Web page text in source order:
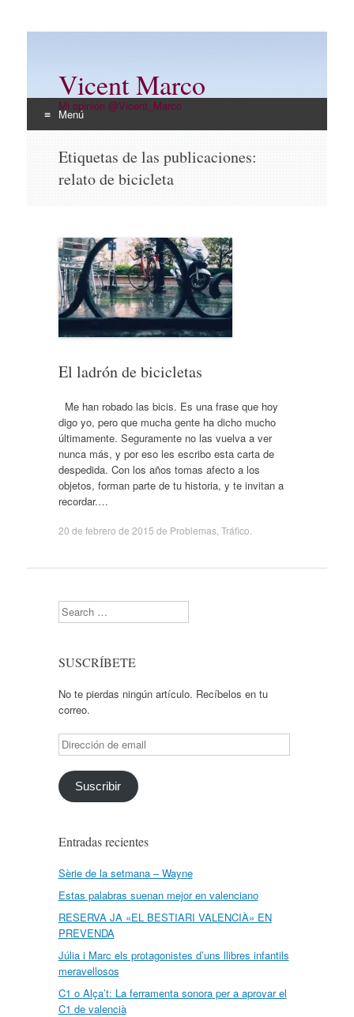
Vicent Marco
Mi opinión @Vicent_Marco
Menú
contenido
Etiquetas de las publicaciones:
relato de bicicleta
El ladrón de bicicletas
Me han robado las bicis. Es una frase que hoy
digo yo, pero que mucha gente ha dicho mucho
últimamente. Seguramente no las vuelva a ver
nunca más, y por eso les escribo esta carta de
despedida. Con los años tomas afecto a los
objetos, forman parte de tu historia, y te invitan a
recordar.…
20 de febrero de 2015 de Problemas, Tráfico
Search
SUSCRÍBETE
No te pierdas ningún artículo. Recíbelos en tu
correo.
Dirección
de
email
Suscribir
Entradas recientes
Sèrie de la setmana – Wayne
Estas palabras suenan mejor en valenciano
RESERVA JA «EL BESTIARI VALENCIÀ» EN
PREVENDA
Júlia i Marc els protagonistes d’uns llibres infantils
meravellosos
C1 o Alça’t: La ferramenta sonora per a aprovar el
C1 de valencià